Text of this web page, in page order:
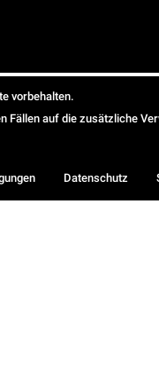
vorbehalten.
auf die zusätzliche
Datenschutz